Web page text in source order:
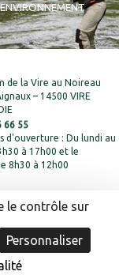
ENVIRONNEMENT
de la Vire au Noireau
– 14500 VIRE
66 55
d'ouverture : Du lundi au
à 17h00 et le
8h30 à 12h00
-Plan de site
le contrôle sur
Personnaliser